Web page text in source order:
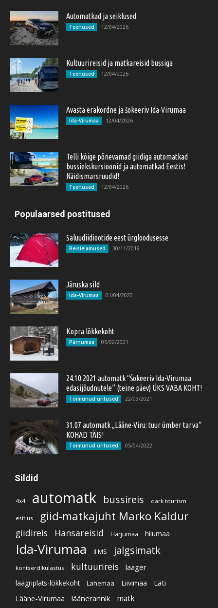
Automatkad ja seiklused
Teenused 12/04/2026
Kultuurireisid ja matkareisid bussiga
Teenused 12/04/2026
Avasta erakordne ja šokeeriv Ida-Virumaa
Ida-Virumaa 12/04/2026
Telli kõige põnevamad giidiga automatkad
bussiekskursioonid ja automatkad Eestis!
Näidismarsruudid!
Teenused 12/04/2026
Populaarsed postitused
Saluudiidiootide eest ürgloodusesse
Reisielamused 30/11/2019
Järuska sild
Ida-Virumaa 01/04/2020
Kopra lõkkekoht
Pärnumaa 05/02/2021
24.10.2021 automatk “Šokeeriv Ida-Virumaa
edasijõudnutele” (teine päev) ÜKS VABA KOHT!
Toimunud üritused 22/09/2021
31.07 automatk „Lääne-Viru: tuur ümber tarva“
KOHAD TÄIS!
Toimunud üritused 05/04/2022
Sildid
4x4 automatk bussireis dark tourism
esitlus giid-matkajuht Marko Kaldur
giidireis Hansareisid Harjumaa hiiumaa
Ida-Virumaa II MS jalgsimatk
kontserdikülastus kultuurireis laager
laagriplats-lõkkekoht Lahemaa Liivimaa
Läti
Lääne-Virumaa
läänerannik matk